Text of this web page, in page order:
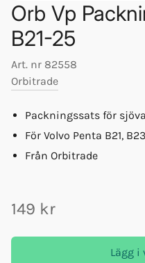
Orb Vp
B21-25
Art. nr 82558
Orbitrade
Packningssats för
För Volvo Penta B21,
Från Orbitrade
149 kr
Lägg i